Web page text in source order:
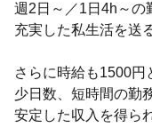
週2日～／1日4h～の
充実した私生活を送
さらに時給も1500円
少日数、短時間の勤
安定した収入を得ら